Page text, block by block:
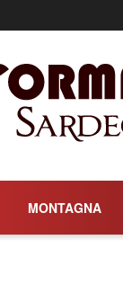
MONTAGNA